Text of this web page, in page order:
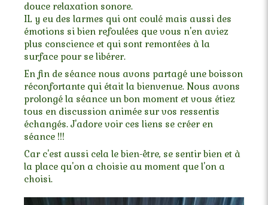
douce relaxation sonore.
IL y eu des larmes qui ont coulé mais aussi des
émotions si bien refoulées que vous n'en aviez
plus conscience et qui sont remontées à la
surface pour se libérer.
En fin de séance nous avons partagé une boisson
réconfortante qui était la bienvenue. Nous avons
prolongé la séance un bon moment et vous étiez
tous en discussion animée sur vos ressentis
échangés. J'adore voir ces liens se créer en
séance !!!
Car c'est aussi cela le bien-être, se sentir bien et à
la place qu'on a choisie au moment que l'on a
choisi.